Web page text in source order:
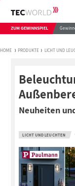
ZUM GEWINNSPIEL
HOME PRODUKTE LICHT UND
Neuheiten
LICHT UND LEUCHTEN